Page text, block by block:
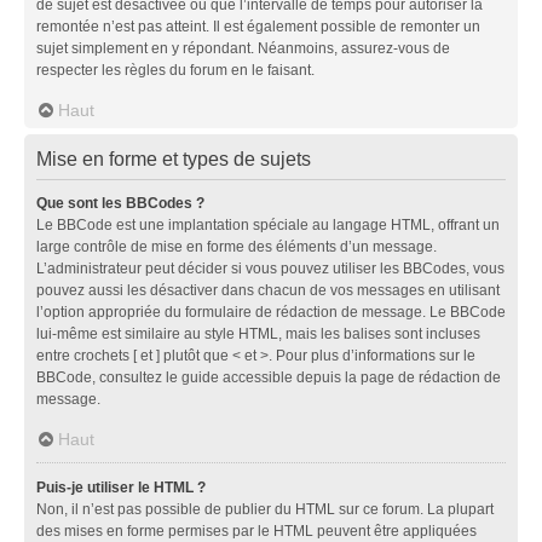
de sujet est désactivée ou que l’intervalle de temps pour autoriser la
remontée n’est pas atteint. Il est également possible de remonter un
sujet simplement en y répondant. Néanmoins, assurez-vous de
respecter les règles du forum en le faisant.
Haut
Mise en forme et types de sujets
Que sont les BBCodes ?
Le BBCode est une implantation spéciale au langage HTML, offrant un
large contrôle de mise en forme des éléments d’un message.
L’administrateur peut décider si vous pouvez utiliser les BBCodes, vous
pouvez aussi les désactiver dans chacun de vos messages en utilisant
l’option appropriée du formulaire de rédaction de message. Le BBCode
lui-même est similaire au style HTML, mais les balises sont incluses
entre crochets [ et ] plutôt que < et >. Pour plus d’informations sur le
BBCode, consultez le guide accessible depuis la page de rédaction de
message.
Haut
Puis-je utiliser le HTML ?
Non, il n’est pas possible de publier du HTML sur ce forum. La plupart
des mises en forme permises par le HTML peuvent être appliquées